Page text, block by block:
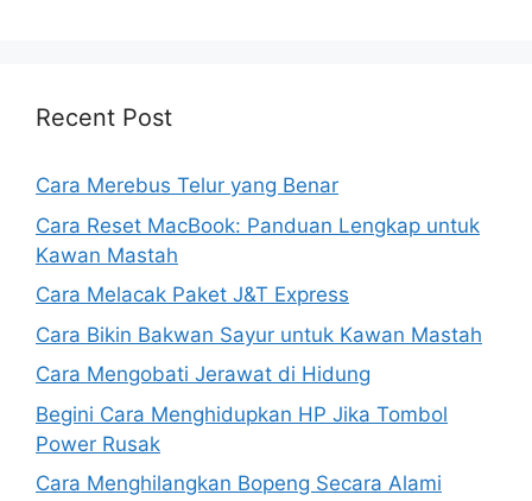
Recent Post
Cara Merebus Telur yang Benar
Cara Reset MacBook: Panduan Lengkap untuk
Kawan Mastah
Cara Melacak Paket J&T Express
Cara Bikin Bakwan Sayur untuk Kawan Mastah
Cara Mengobati Jerawat di Hidung
Begini Cara Menghidupkan HP Jika Tombol
Power Rusak
Cara Menghilangkan Bopeng Secara Alami